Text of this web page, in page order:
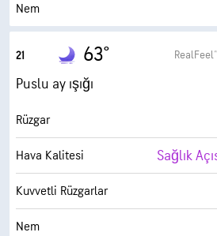
Nem
Çiy Noktası
AccuLumen Brightness Index™
Bulutlarla Kaplı
Görüş Alanı
Bulut Tavanı
21 63°
Puslu ay ışığı
Rüzgar
Hava Kalitesi Sağlık
Kuvvetli Rüzgarlar
Nem